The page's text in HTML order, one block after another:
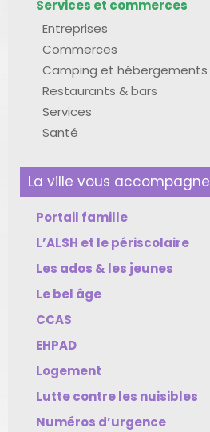
Services et commerces
Entreprises
Commerces
Camping et hébergements
Restaurants & bars
Services
Santé
La ville vous accompagne
Portail famille
L’ALSH et le périscolaire
Les ados & les jeunes
Le bel âge
CCAS
EHPAD
Logement
Lutte contre les nuisibles
Numéros d’urgence